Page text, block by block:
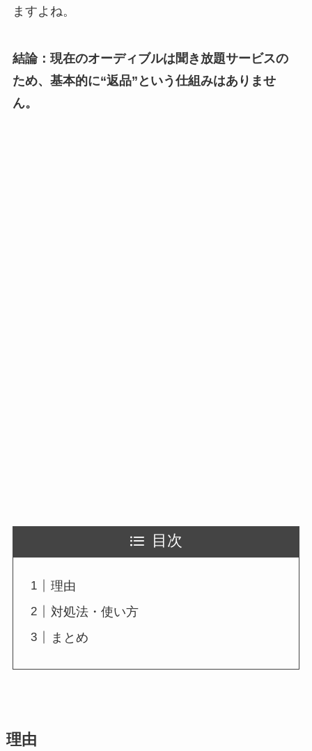
ますよね。
結論：現在のオーディブルは聞き放題サービスの
ため、基本的に“返品”という仕組みはありませ
ん。
目次
理由
対処法・使い方
まとめ
理由